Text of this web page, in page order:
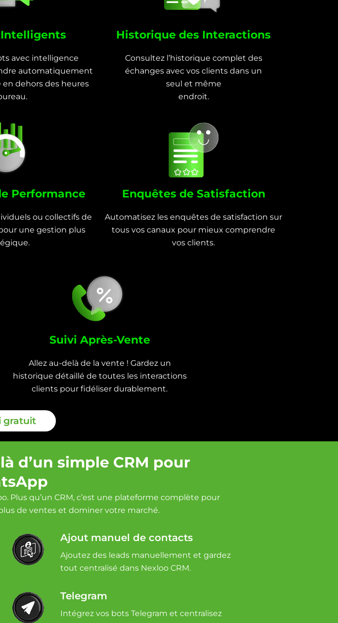
avec intelligence
automatiquement
en dehors des heures
Historique des Interactions
Consultez l’historique complet des
échanges avec vos clients dans un
seul et même
endroit.
Performance
ou collectifs de
une gestion plus
Enquêtes de Satisfaction
Automatisez les enquêtes de satisfaction sur
tous vos canaux pour mieux comprendre
vos clients.
Suivi Après-Vente
Allez au-delà de la vente ! Gardez un
historique détaillé de toutes les interactions
clients pour fidéliser durablement.
gratuit
d’un simple CRM pour
Plus qu’un CRM, c’est une plateforme complète pour
de ventes et dominer votre marché.
Ajout manuel de contacts
Ajoutez des leads manuellement et gardez
tout centralisé dans Nexloo CRM.
Telegram
Intégrez vos bots Telegram et centralisez